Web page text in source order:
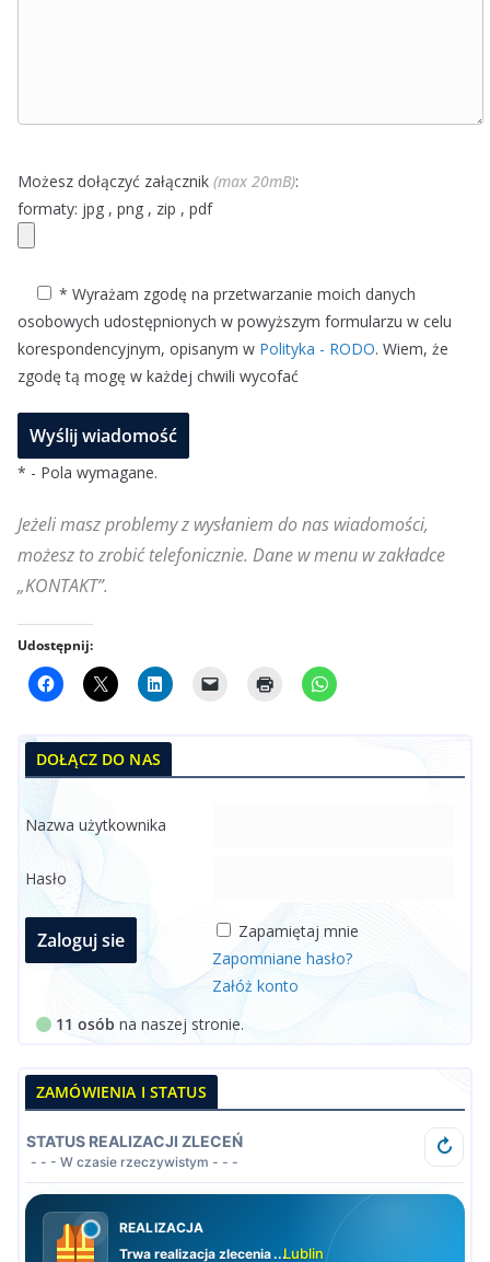
Możesz dołączyć załącznik (max 20mB):
formaty: jpg , png , zip , pdf
* Wyrażam zgodę na przetwarzanie moich danych
osobowych udostępnionych w powyższym formularzu w celu
korespondencyjnym, opisanym w Polityka - RODO. Wiem, że
zgodę tą mogę w każdej chwili wycofać
* - Pola wymagane.
Jeżeli masz problemy z wysłaniem do nas wiadomości,
możesz to zrobić telefonicznie. Dane w menu w zakładce
„KONTAKT”.
Udostępnij:
DOŁĄCZ DO NAS
Nazwa użytkownika
Hasło
Zapamiętaj mnie
Zapomniane hasło?
Załóż konto
11 osób na naszej stronie.
ZAMÓWIENIA I STATUS
STATUS REALIZACJI ZLECEŃ
- - - W czasie rzeczywistym - - -
↻
REALIZACJA
Trwa realizacja zlecenia. Lublin